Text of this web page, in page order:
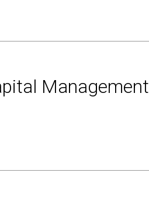
Management